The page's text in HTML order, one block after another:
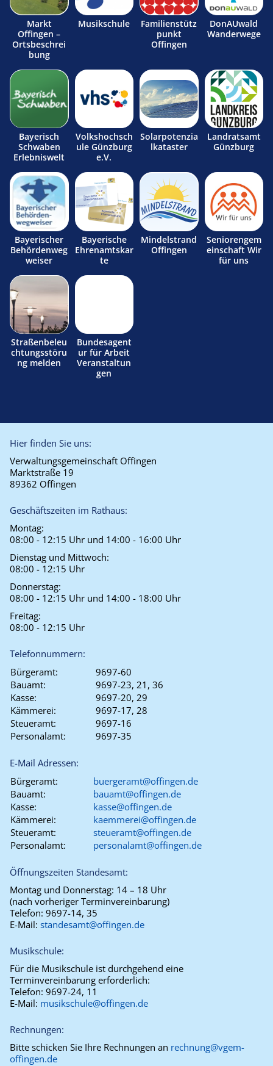
Markt
Offingen –
Ortsbeschrei
bung
Musikschule
Familienstütz
punkt
Offingen
DonAUwald
Wanderwege
Bayerisch
Schwaben
Erlebniswelt
Volkshochsch
ule Günzburg
e.V.
Solarpotenzia
lkataster
Landratsamt
Günzburg
Bayerischer
Behördenweg
weiser
Bayerische
Ehrenamtskar
te
Mindelstrand
Offingen
Seniorengem
einschaft Wir
für uns
Straßenbeleu
chtungsstöru
ng melden
Bundesagent
ur für Arbeit
Veranstaltun
gen
Hier finden Sie uns:
Verwaltungsgemeinschaft Offingen
Marktstraße 19
89362 Offingen
Geschäftszeiten im Rathaus:
Montag:
08:00 - 12:15 Uhr und 14:00 - 16:00 Uhr
Dienstag und Mittwoch:
08:00 - 12:15 Uhr
Donnerstag:
08:00 - 12:15 Uhr und 14:00 - 18:00 Uhr
Freitag:
08:00 - 12:15 Uhr
Telefonnummern:
Bürgeramt:
9697-60
Bauamt:
9697-23, 21, 36
Kasse:
9697-20, 29
Kämmerei:
9697-17, 28
Steueramt:
9697-16
Personalamt:
9697-35
E-Mail Adressen:
Bürgeramt:
buergeramt@offingen.de
Bauamt:
bauamt@offingen.de
Kasse:
kasse@offingen.de
Kämmerei:
kaemmerei@offingen.de
Steueramt:
steueramt@offingen.de
Personalamt:
personalamt@offingen.de
Öffnungszeiten Standesamt:
Montag und Donnerstag: 14 – 18 Uhr
(nach vorheriger Terminvereinbarung)
Telefon: 9697-14, 35
E-Mail: standesamt@offingen.de
Musikschule:
Für die Musikschule ist durchgehend eine
Terminvereinbarung erforderlich:
Telefon: 9697-24, 11
E-Mail: musikschule@offingen.de
Rechnungen:
Bitte schicken Sie Ihre Rechnungen an rechnung@vgem-
offingen.de